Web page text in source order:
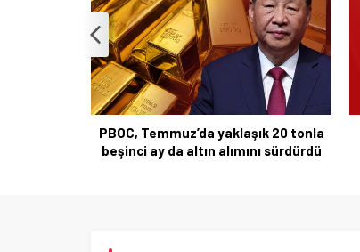
Mekke Anlaşmasıyla Türkiye-İran-
Arabistan Üçlü Savunma